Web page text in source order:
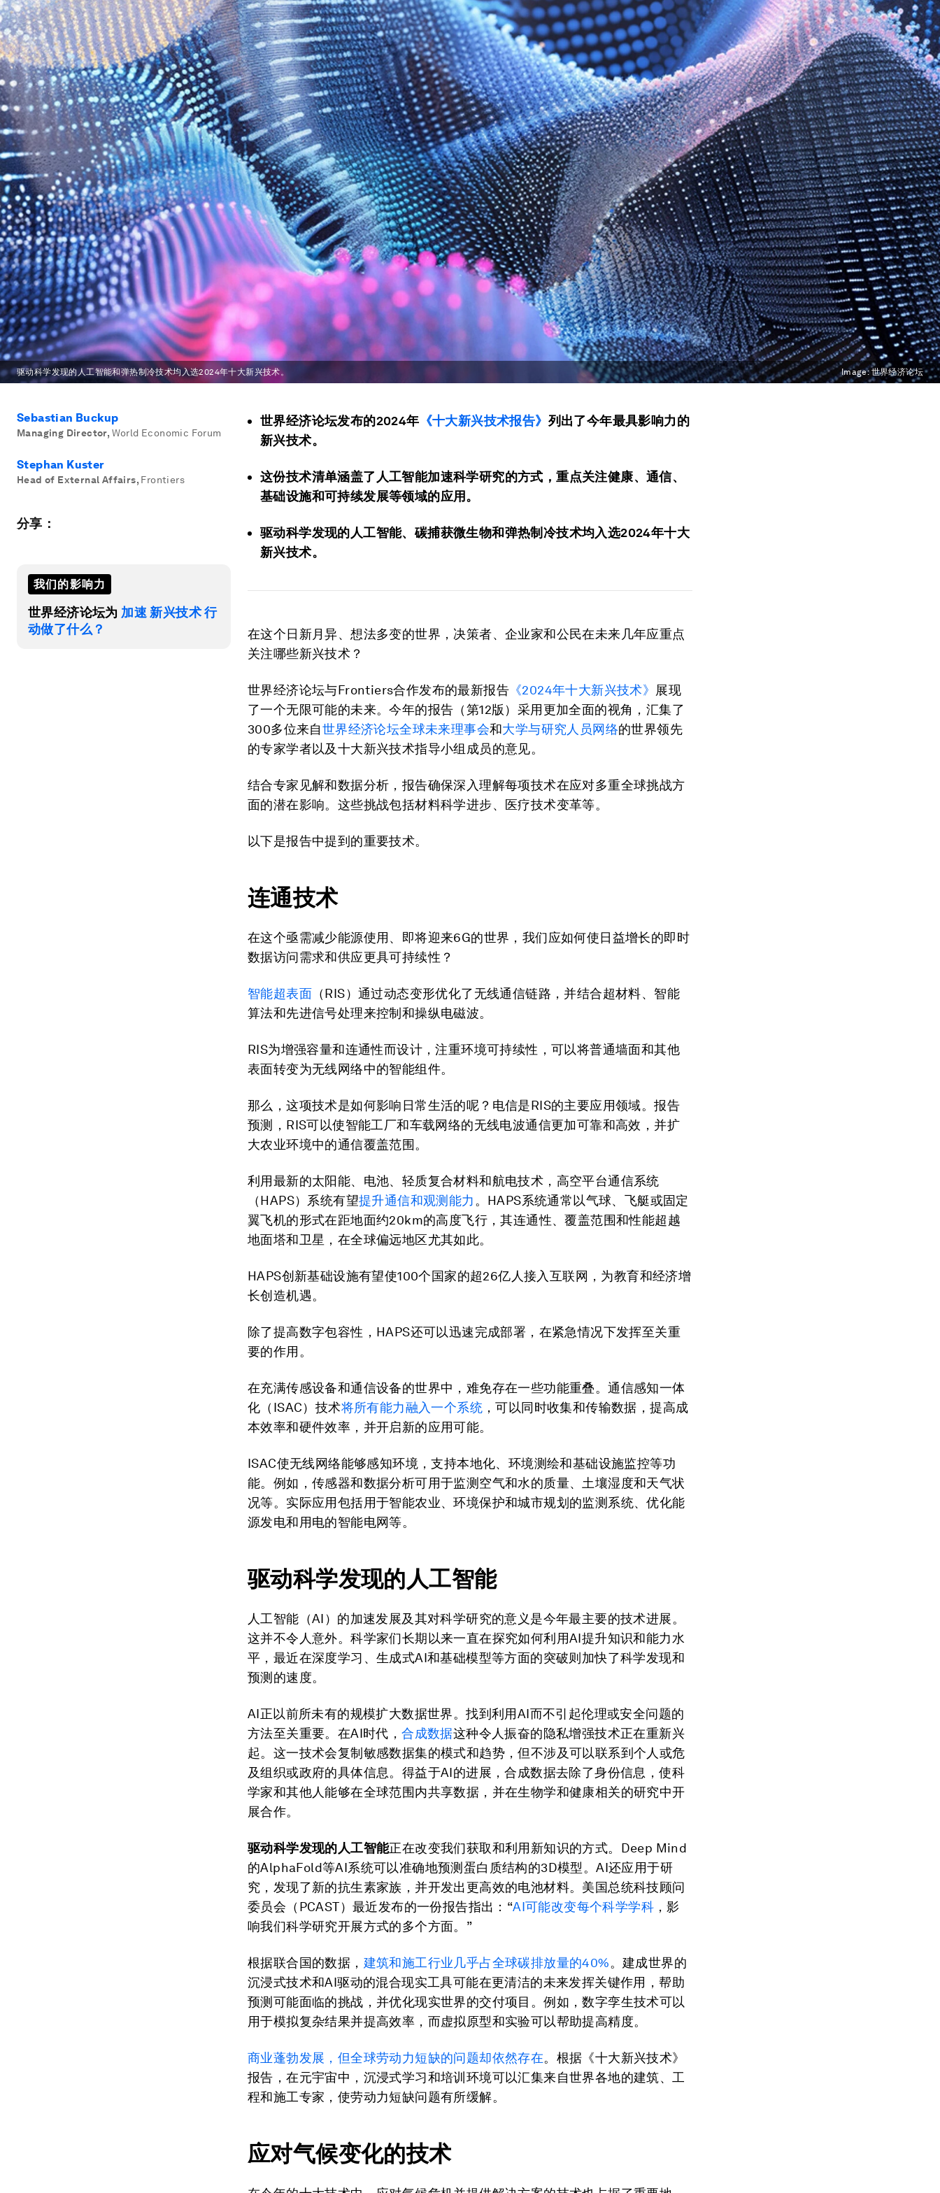
驱动科学发现的人工智能和弹热制冷技术均入选2024年十大新兴技术。 Image:世界经济论坛
Sebastian Buckup
Managing Director, World Economic Forum
Stephan Kuster
Head of External Affairs, Frontiers
分享：
我们的影响力
世界经济论坛为 加速 新兴技术 行
动做了什么？
世界经济论坛发布的2024年 《十大新兴技术报告》 列出了今年最具影响力的
新兴技术。
这份技术清单涵盖了人工智能加速科学研究的方式，重点关注健康、通信、
基础设施和可持续发展等领域的应用。
驱动科学发现的人工智能、碳捕获微生物和弹热制冷技术均入选2024年十大
新兴技术。
在这个日新月异、想法多变的世界，决策者、企业家和公民在未来几年应重点
关注哪些新兴技术？
世界经济论坛与Frontiers合作发布的最新报告 《2024年十大新兴技术》 展现
了一个无限可能的未来。今年的报告（第12版）采用更加全面的视角，汇集了
300多位来自世界经济论坛全球未来理事会和大学与研究人员网络的世界领先
的专家学者以及十大新兴技术指导小组成员的意见。
结合专家见解和数据分析，报告确保深入理解每项技术在应对多重全球挑战方
面的潜在影响。这些挑战包括材料科学进步、医疗技术变革等。
以下是报告中提到的重要技术。
连通技术
在这个亟需减少能源使用、即将迎来6G的世界，我们应如何使日益增长的即时
数据访问需求和供应更具可持续性？
智能超表面 （RIS）通过动态变形优化了无线通信链路，并结合超材料、智能
算法和先进信号处理来控制和操纵电磁波。
RIS为增强容量和连通性而设计，注重环境可持续性，可以将普通墙面和其他
表面转变为无线网络中的智能组件。
那么，这项技术是如何影响日常生活的呢？电信是RIS的主要应用领域。报告
预测，RIS可以使智能工厂和车载网络的无线电波通信更加可靠和高效，并扩
大农业环境中的通信覆盖范围。
利用最新的太阳能、电池、轻质复合材料和航电技术， 高空平台通信系统
（HAPS）系统有望提升通信和观测能力 。HAPS系统通常以气球、飞艇或固定
翼飞机的形式在距地面约20km的高度飞行，其连通性、覆盖范围和性能超越
地面塔和卫星，在全球偏远地区尤其如此。
HAPS创新基础设施有望使100个国家的超26亿人接入互联网，为教育和经济增
长创造机遇。
除了提高数字包容性，HAPS还可以迅速完成部署，在紧急情况下发挥至关重
要的作用。
在充满传感设备和通信设备的世界中，难免存在一些功能重叠。通信感知一体
化 （ISAC）技术将所有能力融入一个系统 ，可以同时收集和传输数据，提高成
本效率和硬件效率，并开启新的应用可能。
ISAC使无线网络能够感知环境，支持本地化、环境测绘和基础设施监控等功
能。例如，传感器和数据分析可用于监测空气和水的质量、土壤湿度和天气状
况等。实际应用包括用于智能农业、环境保护和城市规划的监测系统、优化能
源发电和用电的智能电网等。
驱动科学发现的人工智能
人工智能（AI）的加速发展及其对科学研究的意义是今年最主要的技术进展。
这并不令人意外。科学家们长期以来一直在探究如何利用AI提升知识和能力水
平，最近在深度学习、生成式AI和基础模型等方面的突破则加快了科学发现和
预测的速度。
AI正以前所未有的规模扩大数据世界。找到利用AI而不引起伦理或安全问题的
方法至关重要。在AI时代，合成数据这种令人振奋的隐私增强技术正在重新兴
起。这一技术会复制敏感数据集的模式和趋势，但不涉及可以联系到个人或危
及组织或政府的具体信息。得益于AI的进展，合成数据去除了身份信息，使科
学家和其他人能够在全球范围内共享数据，并在生物学和健康相关的研究中开
展合作。
驱动科学发现的人工智能正在改变我们获取和利用新知识的方式。Deep Mind
的AlphaFold等AI系统可以准确地预测蛋白质结构的3D模型。AI还应用于研
究，发现了新的抗生素家族，并开发出更高效的电池材料。美国总统科技顾问
委员会（PCAST）最近发布的一份报告指出：“AI可能改变每个科学学科 ，影
响我们科学研究开展方式的多个方面。”
根据联合国的数据， 建筑和施工行业几乎占全球碳排放量的40%。建成世界的
沉浸式技术和AI驱动的混合现实工具可能在更清洁的未来发挥关键作用，帮助
预测可能面临的挑战，并优化现实世界的交付项目。例如，数字孪生技术可以
用于模拟复杂结果并提高效率，而虚拟原型和实验可以帮助提高精度。
商业蓬勃发展，但全球劳动力短缺的问题却依然存在。根据《十大新兴技术》
报告，在元宇宙中，沉浸式学习和培训环境可以汇集来自世界各地的建筑、工
程和施工专家，使劳动力短缺问题有所缓解。
应对气候变化的技术